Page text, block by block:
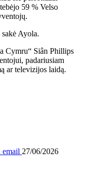
59 % Velso
Ayola.
Cymru“ Siân Phillips
padariusiam
ar televizijos laidą.
email 27/06/2026